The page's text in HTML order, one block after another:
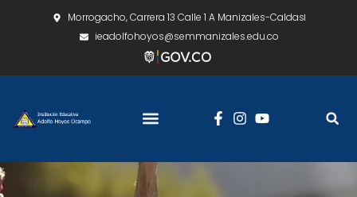
Morrogacho, Carrera 13 Calle 1 A Manizales-Caldas
ieadolfohoyos@semmanizales.edu.co